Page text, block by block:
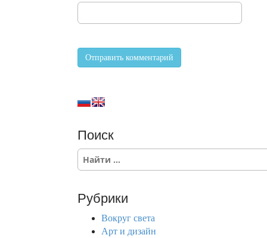
Поиск
S
c
Рубрики
Вокруг света
Арт и дизайн